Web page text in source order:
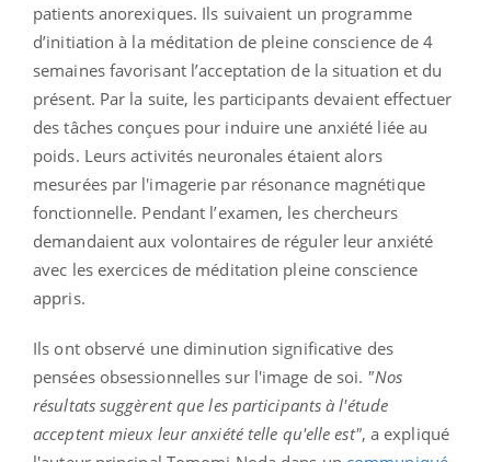
patients anorexiques. Ils suivaient un programme
d’initiation à la méditation de pleine conscience de 4
semaines favorisant l’acceptation de la situation et du
présent. Par la suite, les participants devaient effectuer
des tâches conçues pour induire une anxiété liée au
poids. Leurs activités neuronales étaient alors
mesurées par l'imagerie par résonance magnétique
fonctionnelle. Pendant l’examen, les chercheurs
demandaient aux volontaires de réguler leur anxiété
avec les exercices de méditation pleine conscience
appris.
Ils ont observé une diminution significative des
pensées obsessionnelles sur l'image de soi. "Nos
résultats suggèrent que les participants à l'étude
acceptent mieux leur anxiété telle qu'elle est", a expliqué